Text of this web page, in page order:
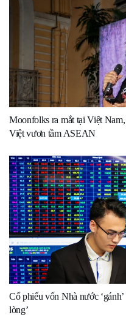
Moonfolks ra mắt tại Việt
Việt vươn tầm ASEAN
Cổ phiếu vốn Nhà nước
lòng’